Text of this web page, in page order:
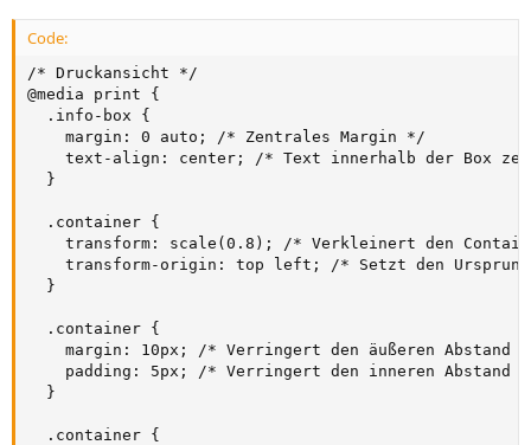
Code:
/* Druckansicht */
@media print {
  .info-box {
    margin: 0 auto; /* Zentrales Margin */
text-align: center; /* Text innerhalb der Box
  }
  .container {
transform: scale(0.8); /* Verkleinert den
transform-origin: top left; /* Setzt den
  }
  .container {
margin: 10px; /* Verringert den äußeren Abstand
padding: 5px; /* Verringert den inneren Abstand
  }
  .container {